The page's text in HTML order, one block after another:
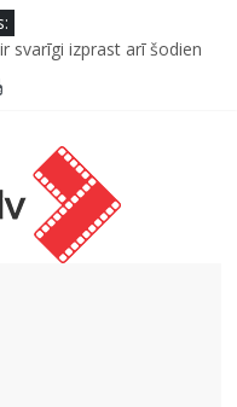
svarīgi izprast arī šodien
4,2 miljonus eiro
atjaunot Jašas upes
intelekta laikmetu